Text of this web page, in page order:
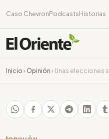
Caso Chevron Podcasts Historias
Inicio › Opinión › Unas elecciones